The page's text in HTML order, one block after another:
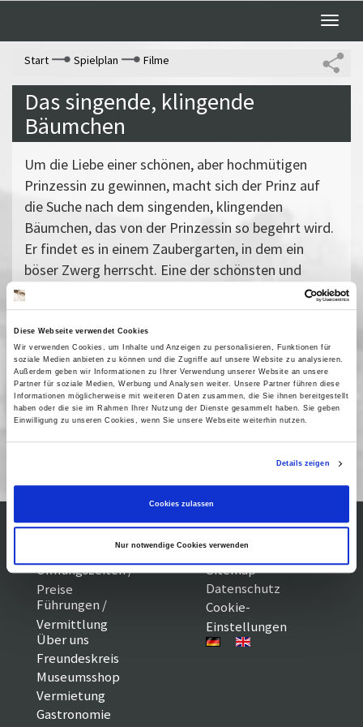
Diese Webseite verwendet Cookies
Wir verwenden Cookies, um Inhalte und Anzeigen zu personalisieren, Funktionen für
soziale Medien anbieten zu können und die Zugriffe auf unsere Website zu analysieren.
Außerdem geben wir Informationen zu Ihrer Verwendung unserer Website an unsere
Partner für soziale Medien, Werbung und Analysen weiter. Unsere Partner führen diese
Informationen möglicherweise mit weiteren Daten zusammen, die Sie ihnen bereitgestellt
haben oder die sie im Rahmen Ihrer Nutzung der Dienste gesammelt haben. Sie geben
Einwilligung zu unseren Cookies, wenn Sie unsere Webseite weiterhin nutzen.
Details zeigen
Cookies zulassen
Nur notwendige Cookies verwenden
Toggle
Start
Spielplan Filme
Das singende, klingende
Bäumchen
Um die Liebe einer schönen, aber hochmütigen
Prinzessin zu gewinnen, macht sich der Prinz auf
die Suche nach dem singenden, klingenden
Bäumchen, das von der Prinzessin so begehrt wird.
Er findet es in einem Zaubergarten, in dem ein
böser Zwerg herrscht. Eine der schönsten und
fantasievollsten DEFA-Märchenverfilmungen.
Vergangene Vorstellungen
20 Januar 2010| 15:30
23 Januar 2010| 16:00
24 Januar 2010| 16:00
Kinderfilme 01/10
Kontakt / Anfahrt
Öffnungszeiten /
Preise
Führungen /
Vermittlung
Über uns
Freundeskreis
Museumsshop
Vermietung
Gastronomie
Impressum
Sitemap
Datenschutz
Cookie-
Einstellungen